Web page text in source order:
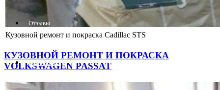
Отзывы
Контакты
Кузовной ремонт и покраска Cadillac STS
КУЗОВНОЙ РЕМОНТ И ПОКРАСКА
VOLKSWAGEN PASSAT